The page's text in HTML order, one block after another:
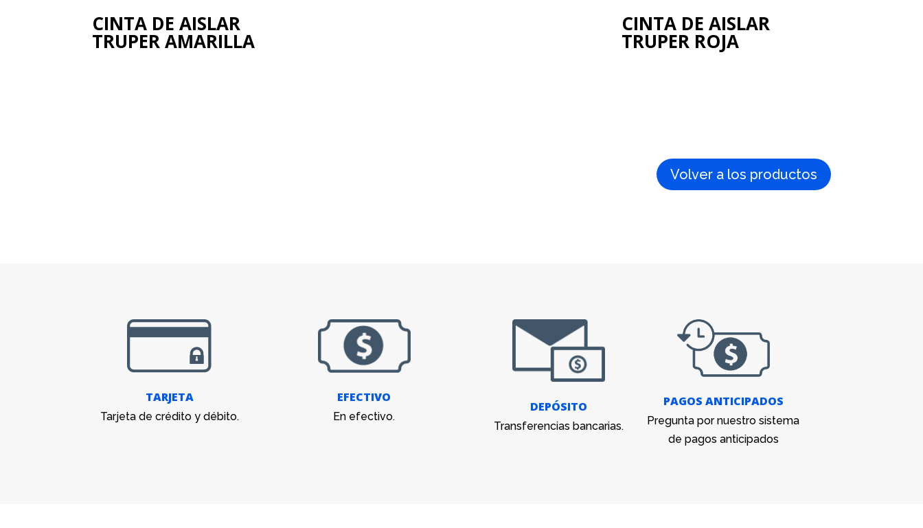
CINTA DE AISLAR
TRUPER AMARILLA
CINTA DE AISLAR
TRUPER ROJA
Volver a los productos
TARJETA
Tarjeta de crédito y débito.
EFECTIVO
En efectivo.
DEPÓSITO
Transferencias bancarias.
PAGOS ANTICIPADOS
Pregunta por nuestro sistema
de pagos anticipados